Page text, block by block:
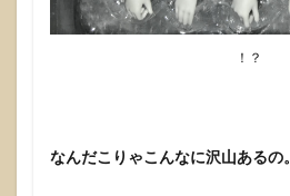
！？
なんだこりゃこんなに沢山あるの。